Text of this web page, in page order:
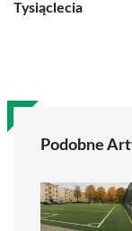
Tysiąclecia
Podobne